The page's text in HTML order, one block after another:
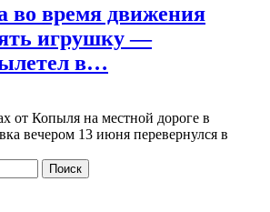
во время движения
игрушку —
в…
от Копыля на местной дороге в
вечером 13 июня перевернулся в